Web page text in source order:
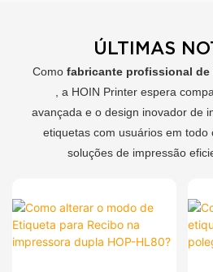
ÚLTIMAS
Como fabricante profissional de
, a HOIN Printer espera
avançada e o design inovador de
etiquetas com usuários em todo
soluções de impressão